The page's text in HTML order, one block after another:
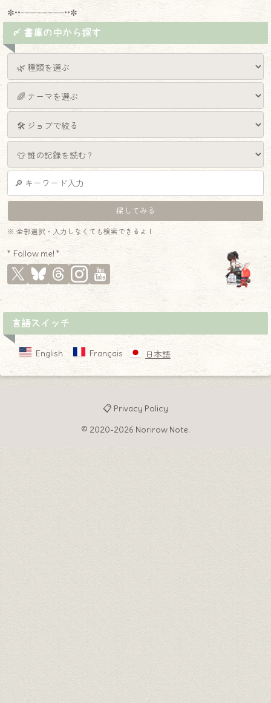
✼••┈┈┈┈┈┈┈┈┈••✼
〆 書庫の中から探す
※ 全部選択・入力しなくても検索できるよ！
* Follow me! *
言語スイッチ
English Français 日本語
📋 Privacy Policy
© 2020-2026 Norirow Note.